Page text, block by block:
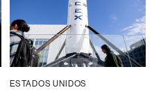
ESTADOS UNIDOS